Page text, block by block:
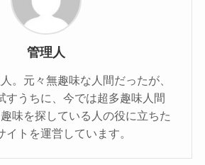
管理人
。元々無趣味な人間だったが、
すうちに、今では超多趣味人間
味を探している人の役に立ちた
イトを運営しています。